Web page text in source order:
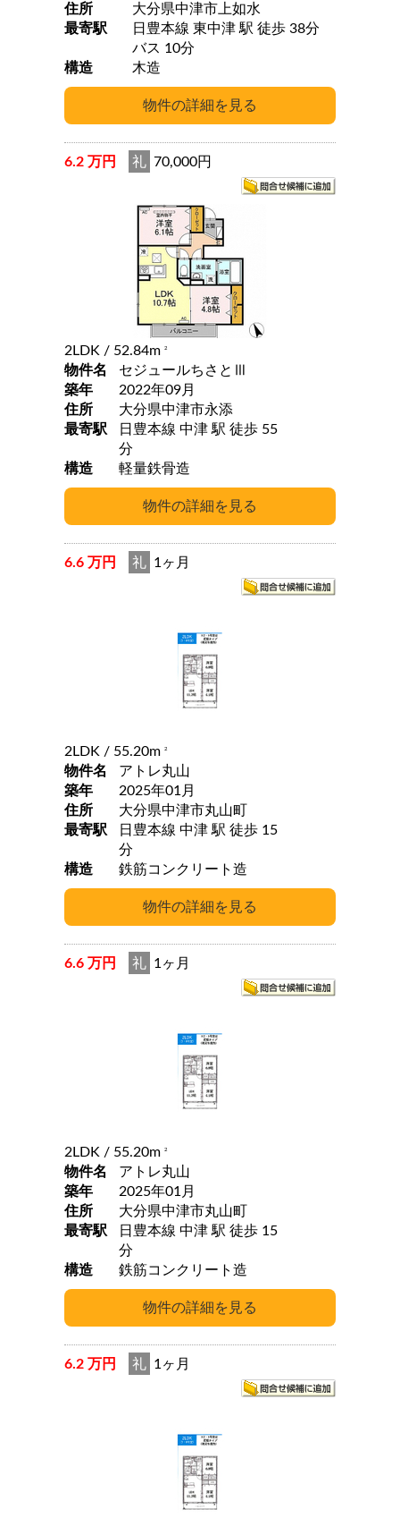
住所
大分県中津市上如水
最寄駅
日豊本線 東中津 駅 徒歩 38分
バス 10分
構造
木造
6.2 万円 礼 70,000円
2LDK / 52.84m 2
物件名
セジュールちさとⅢ
築年
2022年09月
住所
大分県中津市永添
最寄駅
日豊本線 中津 駅 徒歩 55
分
構造
軽量鉄骨造
6.6 万円 礼 1ヶ月
2LDK / 55.20m 2
物件名
アトレ丸山
築年
2025年01月
住所
大分県中津市丸山町
最寄駅
日豊本線 中津 駅 徒歩 15
分
構造
鉄筋コンクリート造
6.6 万円 礼 1ヶ月
2LDK / 55.20m 2
物件名
アトレ丸山
築年
2025年01月
住所
大分県中津市丸山町
最寄駅
日豊本線 中津 駅 徒歩 15
分
構造
鉄筋コンクリート造
6.2 万円 礼 1ヶ月